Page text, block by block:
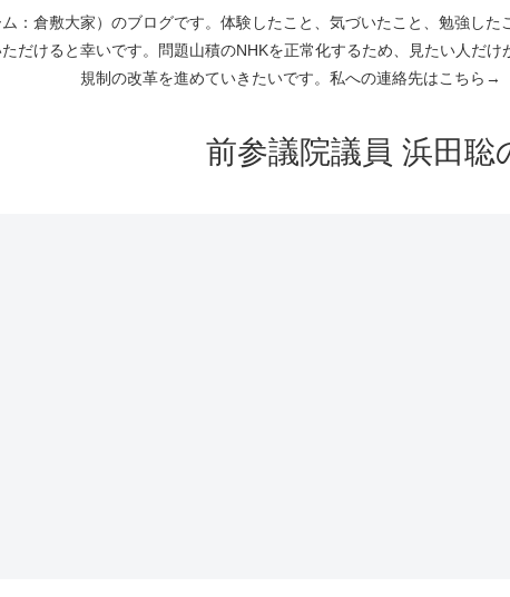
：倉敷大家）のブログです。体験したこと、気づいたこと、勉強し
だけると幸いです。問題山積のNHKを正常化するため、見たい人だ
規制の改革を進めていきたいです。私への連絡先はこち
前参議院議員 浜田聡